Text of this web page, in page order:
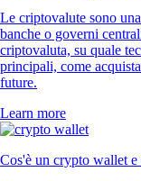
Le criptovalute sono
banche o governi
criptovaluta, su quale
principali, come
future.
Learn more
Cos'è un crypto wallet